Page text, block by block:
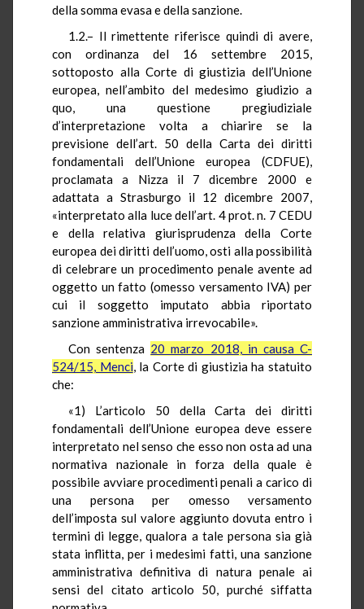
della somma evasa e della sanzione.
1.2.– Il rimettente riferisce quindi di avere,
con ordinanza del 16 settembre 2015,
sottoposto alla Corte di giustizia dell’Unione
europea, nell’ambito del medesimo giudizio a
quo, una questione pregiudiziale
d’interpretazione volta a chiarire se la
previsione dell’art. 50 della Carta dei diritti
fondamentali dell’Unione europea (CDFUE),
proclamata a Nizza il 7 dicembre 2000 e
adattata a Strasburgo il 12 dicembre 2007,
«interpretato alla luce dell’art. 4 prot. n. 7 CEDU
e della relativa giurisprudenza della Corte
europea dei diritti dell’uomo, osti alla possibilità
di celebrare un procedimento penale avente ad
oggetto un fatto (omesso versamento IVA) per
cui il soggetto imputato abbia riportato
sanzione amministrativa irrevocabile».
Con sentenza 20 marzo 2018, in causa C-
524/15, Menci, la Corte di giustizia ha statuito
che:
«1) L’articolo 50 della Carta dei diritti
fondamentali dell’Unione europea deve essere
interpretato nel senso che esso non osta ad una
normativa nazionale in forza della quale è
possibile avviare procedimenti penali a carico di
una persona per omesso versamento
dell’imposta sul valore aggiunto dovuta entro i
termini di legge, qualora a tale persona sia già
stata inflitta, per i medesimi fatti, una sanzione
amministrativa definitiva di natura penale ai
sensi del citato articolo 50, purché siffatta